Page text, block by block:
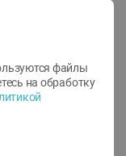
файлы
на обработку